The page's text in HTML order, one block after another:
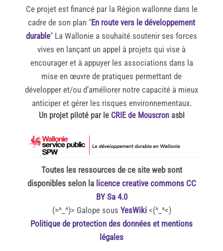
Ce projet est financé par la Région wallonne dans le
cadre de son plan "En route vers le développement
durable" La Wallonie a souhaité soutenir ses forces
vives en lançant un appel à projets qui vise à
encourager et à appuyer les associations dans la
mise en œuvre de pratiques permettant de
développer et/ou d’améliorer notre capacité à mieux
anticiper et gérer les risques environnementaux.
Un projet piloté par le CRIE de Mouscronasbl
Toutes les ressources de ce site web sont
disponibles selon la licence creative commons CC
BY Sa 4.0
(>^_^)> Galope sous YesWiki<(^_^<)
Politique de protection des données et mentions
légales